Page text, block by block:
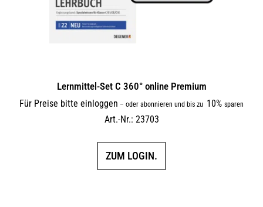
Lernmittel-Set C 360° online Premium
Für Preise bitte einloggen – oder abonnieren und bis zu 10% sparen
Art.-Nr.: 23703
ZUM LOGIN.